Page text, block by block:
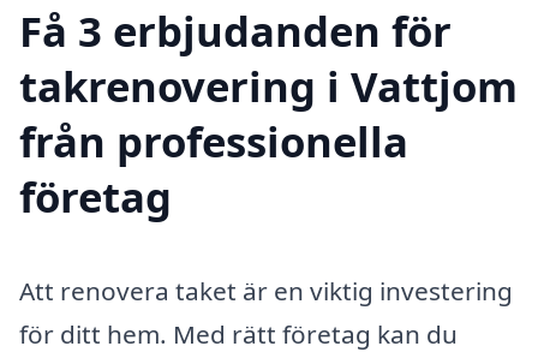
Få 3 erbjudanden för
takrenovering i Vattjom
från professionella
företag
Att renovera taket är en viktig investering
för ditt hem. Med rätt företag kan du